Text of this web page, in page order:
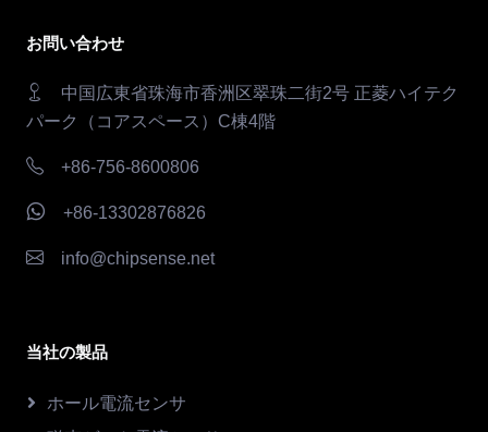
お問い合わせ
中国広東省珠海市香洲区翠珠二街2号 正菱ハイテク
パーク（コアスペース）C棟4階
+86-756-8600806
+86-13302876826
info@chipsense.net
当社の製品
ホール電流センサ